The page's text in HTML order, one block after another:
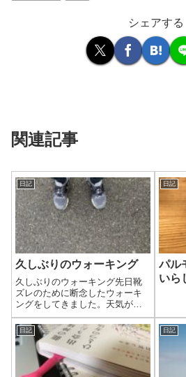
シェアする
関連記事
日記
久しぶりのウォーキング
久しぶりのウォーキング先日靴
ズレのために断念したウォーキ
ングをしてきました。天気が悪
かったり、晴れたタイミングに
合わなかったりして、記録を見
たら半月ほど全くしてませんで
した。こんなにしてない期間が
長いので、衰えてる感じがした
のは気のせいでは...
日記
パル
いら
日記 日記